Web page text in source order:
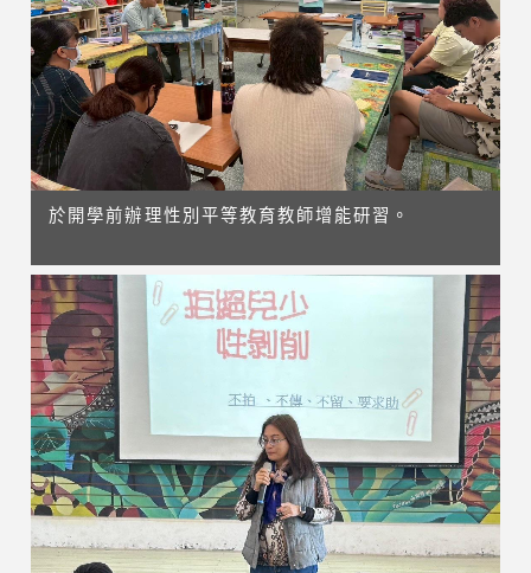
於開學前辦理性別平等教育教師增能研習。